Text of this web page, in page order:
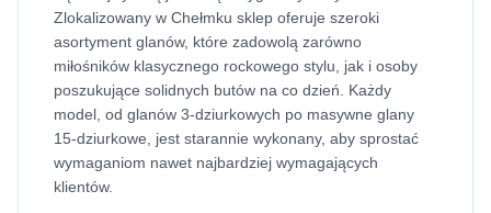
Zlokalizowany w Chełmku sklep oferuje szeroki
asortyment glanów, które zadowolą zarówno
miłośników klasycznego rockowego stylu, jak i osoby
poszukujące solidnych butów na co dzień. Każdy
model, od glanów 3-dziurkowych po masywne glany
15-dziurkowe, jest starannie wykonany, aby sprostać
wymaganiom nawet najbardziej wymagających
klientów.